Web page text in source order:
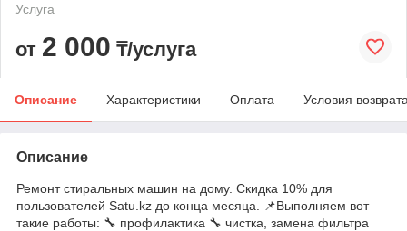
Услуга
от 2 000 ₸/услуга
Описание Характеристики Оплата Условия
Описание
Ремонт стиральных машин на дому. Скидка 10% для
пользователей Satu.kz до конца месяца. 📌Выполняем вот
такие работы: 🔧 профилактика 🔧 чистка, замена фильтра